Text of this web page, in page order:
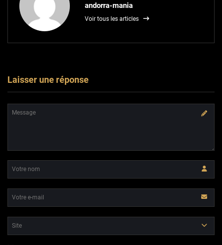
andorra-mania
Voir tous les articles
Laisser une réponse